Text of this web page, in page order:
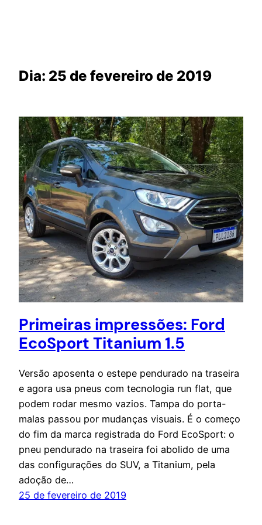
Dia: 25 de fevereiro de 2019
Primeiras impressões: Ford
EcoSport Titanium 1.5
Versão aposenta o estepe pendurado na traseira
e agora usa pneus com tecnologia run flat, que
podem rodar mesmo vazios. Tampa do porta-
malas passou por mudanças visuais. É o começo
do fim da marca registrada do Ford EcoSport: o
pneu pendurado na traseira foi abolido de uma
das configurações do SUV, a Titanium, pela
adoção de…
25 de fevereiro de 2019